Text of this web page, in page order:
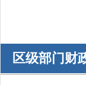
区级部门财